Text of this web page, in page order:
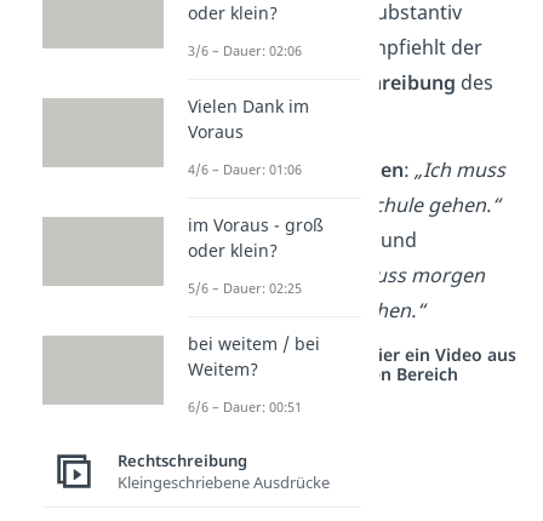
Deutschlands als Substantiv
verwendet wird, empfiehlt der
Kleinschreibung des
Wortes.
✓ Empfehlung Duden:„Ich muss
zur Schule gehen.“
✓ Süddeutschland
und
„Ich muss morgen
zur Schule gehen.“
Studyflix vernetzt: Hier ein Video aus
einem anderen Bereich
oder klein?
3/6 – Dauer: 02:06
Vielen Dank im
Voraus
4/6 – Dauer: 01:06
im Voraus - groß
oder klein?
5/6 – Dauer: 02:25
bei weitem / bei
Weitem?
6/6 – Dauer: 00:51
Rechtschreibung
Kleingeschriebene Ausdrücke